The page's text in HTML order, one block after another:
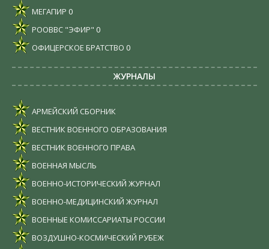
МЕГАПИР 0
РООВВС "ЭФИР" 0
ОФИЦЕРСКОЕ БРАТСТВО 0
ЖУРНАЛЫ
АРМЕЙСКИЙ СБОРНИК
ВЕСТНИК ВОЕННОГО ОБРАЗОВАНИЯ
ВЕСТНИК ВОЕННОГО ПРАВА
ВОЕННАЯ МЫСЛЬ
ВОЕННО-ИСТОРИЧЕСКИЙ ЖУРНАЛ
ВОЕННО-МЕДИЦИНСКИЙ ЖУРНАЛ
ВОЕННЫЕ КОМИССАРИАТЫ РОССИИ
ВОЗДУШНО-КОСМИЧЕСКИЙ РУБЕЖ